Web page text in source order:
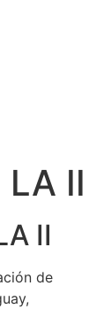
II
II
de